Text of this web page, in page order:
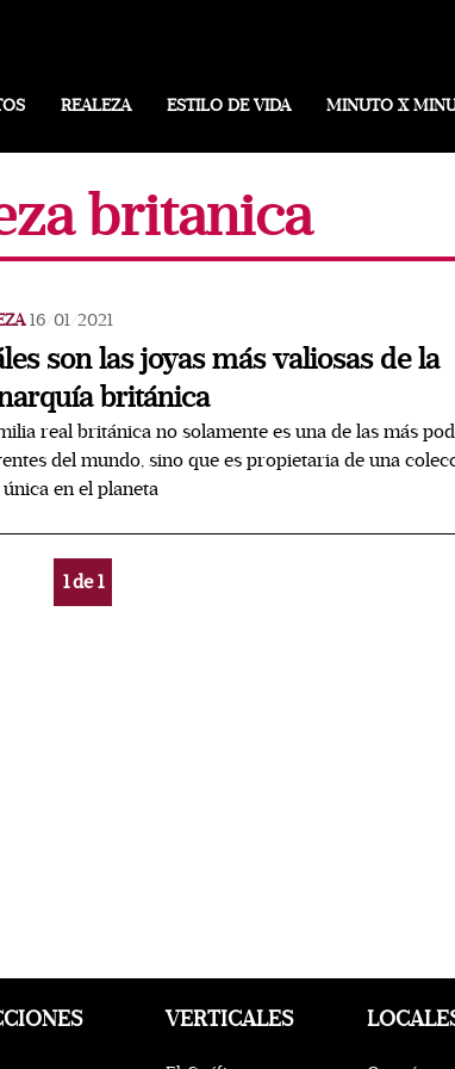
REALEZA ESTILO DE VIDA MINUTO X
britanica
16/01/2021
son las joyas más valiosas de la
británica
real británica no solamente es una de las más
del mundo, sino que es propietaria de una
en el planeta
1de1
VERTICALES